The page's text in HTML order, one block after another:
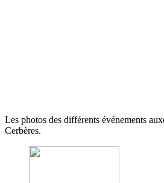
Les photos des différents événements
Cerbères.